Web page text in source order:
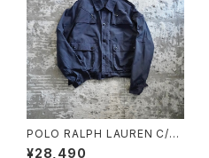
POLO RALPH LAUREN C/N
SHORT JACKET
¥28,490